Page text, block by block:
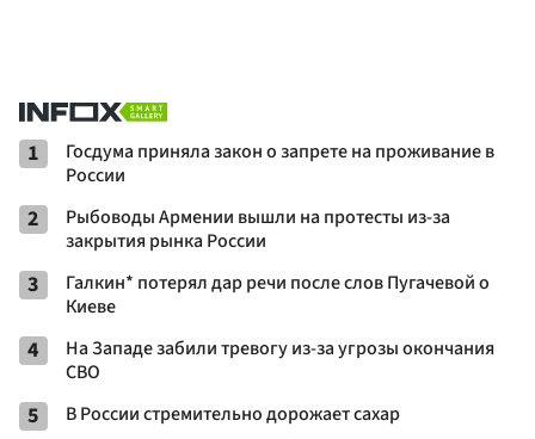
1
Госдума приняла закон о запрете на проживание в
России
2
Рыбоводы Армении вышли на протесты из-за
закрытия рынка России
3
Галкин* потерял дар речи после слов Пугачевой о
Киеве
4
На Западе забили тревогу из-за угрозы окончания
СВО
5 В России стремительно дорожает сахар